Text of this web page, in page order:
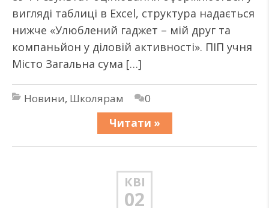
вигляді таблиці в Excel, структура надається
нижче «Улюблений гаджет – мій друг та
компаньйон у діловій активності». ПІП учня
Місто Загальна сума […]
Новини, Школярам
0
Читати »
КВІ
02